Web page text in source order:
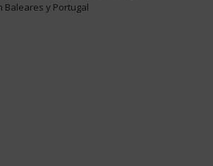
Baleares y Portugal